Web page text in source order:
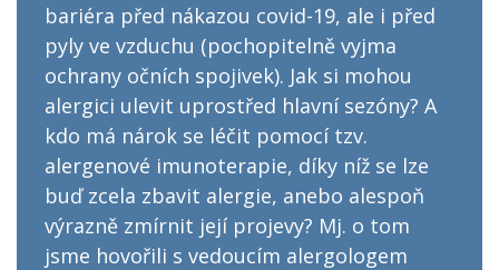
bariéra před nákazou covid-19, ale i před
pyly ve vzduchu (pochopitelně vyjma
ochrany očních spojivek). Jak si mohou
alergici ulevit uprostřed hlavní sezóny? A
kdo má nárok se léčit pomocí tzv.
alergenové imunoterapie, díky níž se lze
buď zcela zbavit alergie, anebo alespoň
výrazně zmírnit její projevy? Mj. o tom
jsme hovořili s vedoucím alergologem